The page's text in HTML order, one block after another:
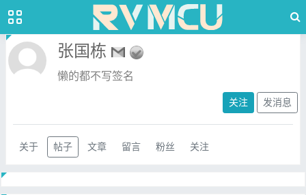
张国栋
懒的都不写签名
关注 发消息
关于 帖子 文章 留言 粉丝 关注